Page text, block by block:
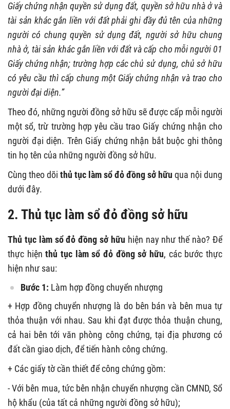
Giấy chứng nhận quyền sử dụng đất, quyền sở hữu nhà ở và
tài sản khác gắn liền với đất phải ghi đầy đủ tên của những
người có chung quyền sử dụng đất, người sở hữu chung
nhà ở, tài sản khác gắn liền với đất và cấp cho mỗi người 01
Giấy chứng nhận; trường hợp các chủ sử dụng, chủ sở hữu
có yêu cầu thì cấp chung một Giấy chứng nhận và trao cho
người đại diện.”
Theo đó, những người đồng sở hữu sẽ được cấp mỗi người
một sổ, trừ trường hợp yêu cầu trao Giấy chứng nhận cho
người đại diện. Trên Giấy chứng nhận bắt buộc ghi thông
tin họ tên của những người đồng sở hữu.
Cùng theo dõi thủ tục làm sổ đỏ đồng sở hữu qua nội dung
dưới đây.
2. Thủ tục làm sổ đỏ đồng sở hữu
Thủ tục làm sổ đỏ đồng sở hữu hiện nay như thế nào? Để
thực hiệnthủ tục làm sổ đỏ đồng sở hữu, các bước thực
hiện như sau:
Bước 1: Làm hợp đồng chuyển nhượng
+ Hợp đồng chuyển nhượng là do bên bán và bên mua tự
thỏa thuận với nhau. Sau khi đạt được thỏa thuận chung,
cả hai bên tới văn phòng công chứng, tại địa phương có
đất cần giao dịch, để tiến hành công chứng.
+ Các giấy tờ cần thiết để công chứng gồm:
- Với bên mua, tức bên nhận chuyển nhượng cần CMND, Sổ
hộ khẩu (của tất cả những người đồng sở hữu);